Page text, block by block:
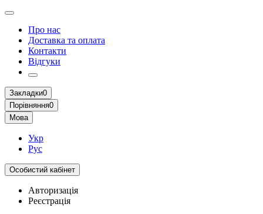
Про нас
Доставка та оплата
Контакти
Відгуки
Закладки0
Порівняння0
Мова
Укр
Рус
Особистий кабінет
Авторизація
Реєстрація